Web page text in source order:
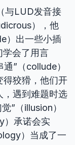
与LUD发音接
），他
）出一些小插
学会了用言
”（collude）
得狡猾，他们开
，遇到难题时选
”（illusion）
）承诺会实
）当成了一